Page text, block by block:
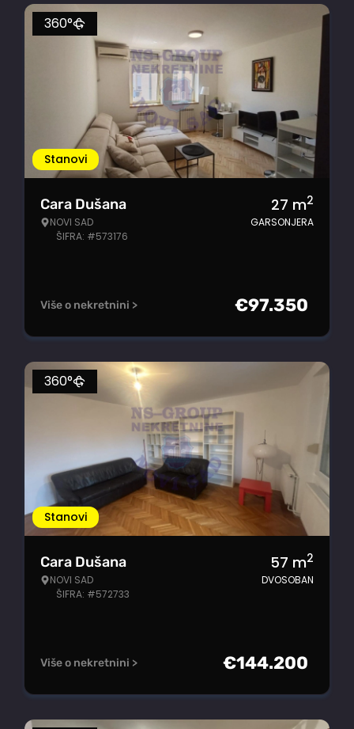
Stanovi
360°
Cara Dušana
NOVI SAD
ŠIFRA: #573176
27 m2
GARSONJERA
Više o nekretnini > €97.350
Stanovi
360°
Cara Dušana
NOVI SAD
ŠIFRA: #572733
57 m2
DVOSOBAN
Više o nekretnini > €144.200